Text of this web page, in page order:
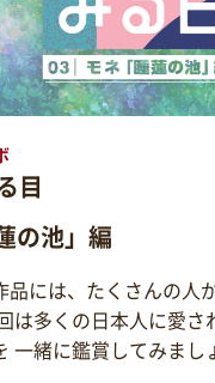
目
の池」編
品には、たくさんの人
は多くの日本人に愛
一緒に鑑賞してみまし